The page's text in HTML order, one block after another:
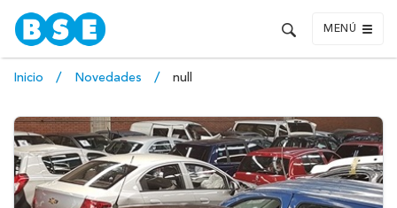
MENÚ
Inicio Novedades null